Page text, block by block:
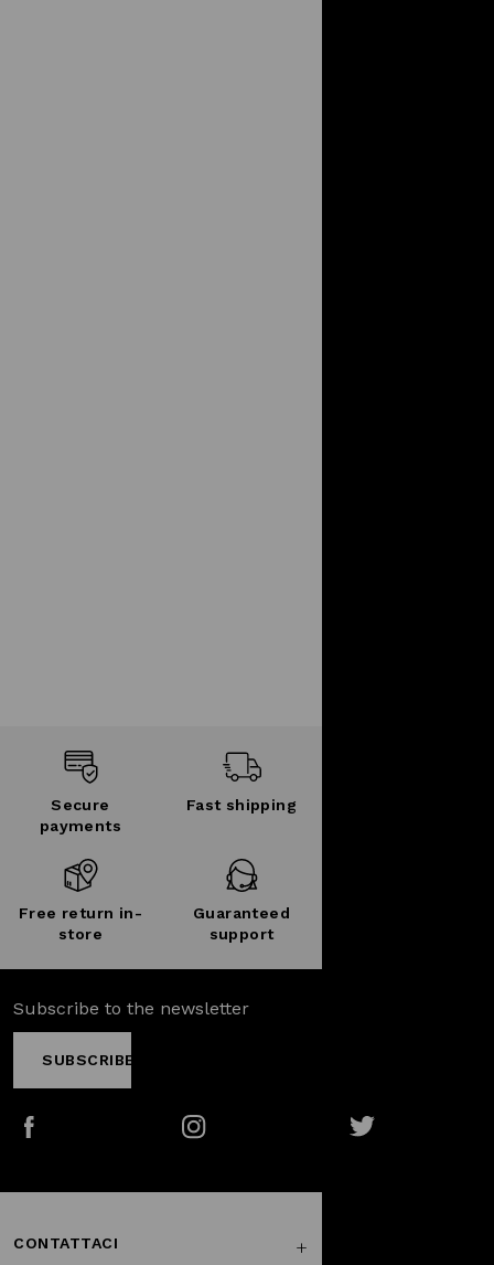
Secure
payments
Fast shipping
Free return in-
store
Guaranteed
support
Subscribe to the newsletter
SUBSCRIBE
CONTATTACI